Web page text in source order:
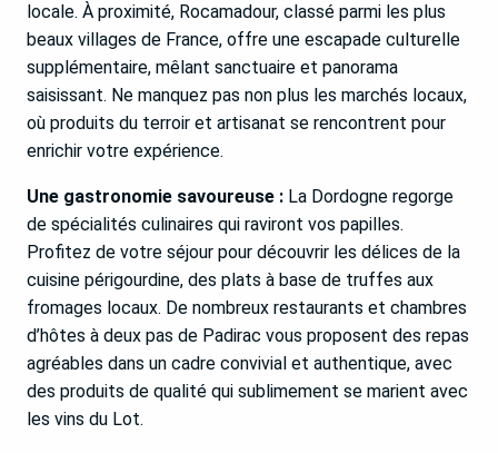
locale. À proximité, Rocamadour, classé parmi les plus
beaux villages de France, offre une escapade culturelle
supplémentaire, mêlant sanctuaire et panorama
saisissant. Ne manquez pas non plus les marchés locaux,
où produits du terroir et artisanat se rencontrent pour
enrichir votre expérience.
Une gastronomie savoureuse : La Dordogne regorge
de spécialités culinaires qui raviront vos papilles.
Profitez de votre séjour pour découvrir les délices de la
cuisine périgourdine, des plats à base de truffes aux
fromages locaux. De nombreux restaurants et chambres
d’hôtes à deux pas de Padirac vous proposent des repas
agréables dans un cadre convivial et authentique, avec
des produits de qualité qui sublimement se marient avec
les vins du Lot.